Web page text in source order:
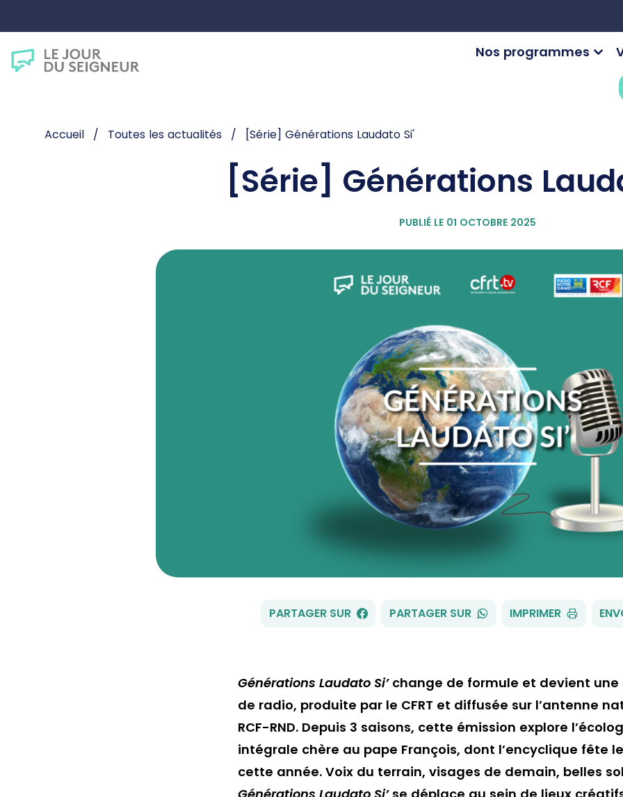
Nos programmes
Accueil Toutes les actualités [Série] Générations Laudato Si'
[Série] Générations
PUBLIÉ LE 01 OCTOBRE 2025
PARTAGER SUR FACEBOOK
PARTAGER SUR WHATSAPP
IMPRIMER
Générations Laudato Si’change de formule et devient une
de radio, produite par le CFRT et diffusée sur l’antenne
RCF-RND. Depuis 3 saisons, cette émission explore
intégrale chère au pape François, dont l’encyclique fête
cette année. Voix du terrain, visages de demain, belles